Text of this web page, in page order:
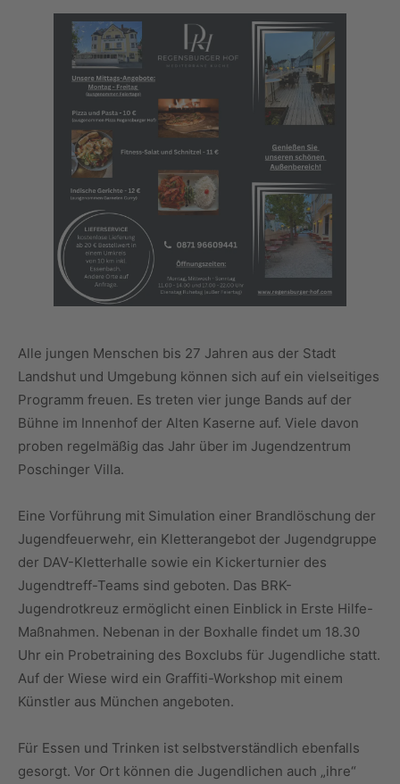
Alle jungen Menschen bis 27 Jahren aus der Stadt
Landshut und Umgebung können sich auf ein vielseitiges
Programm freuen. Es treten vier junge Bands auf der
Bühne im Innenhof der Alten Kaserne auf. Viele davon
proben regelmäßig das Jahr über im Jugendzentrum
Poschinger Villa.
Eine Vorführung mit Simulation einer Brandlöschung der
Jugendfeuerwehr, ein Kletterangebot der Jugendgruppe
der DAV-Kletterhalle sowie ein Kickerturnier des
Jugendtreff-Teams sind geboten. Das BRK-
Jugendrotkreuz ermöglicht einen Einblick in Erste Hilfe-
Maßnahmen. Nebenan in der Boxhalle findet um 18.30
Uhr ein Probetraining des Boxclubs für Jugendliche statt.
Auf der Wiese wird ein Graffiti-Workshop mit einem
Künstler aus München angeboten.
Für Essen und Trinken ist selbstverständlich ebenfalls
gesorgt. Vor Ort können die Jugendlichen auch „ihre“